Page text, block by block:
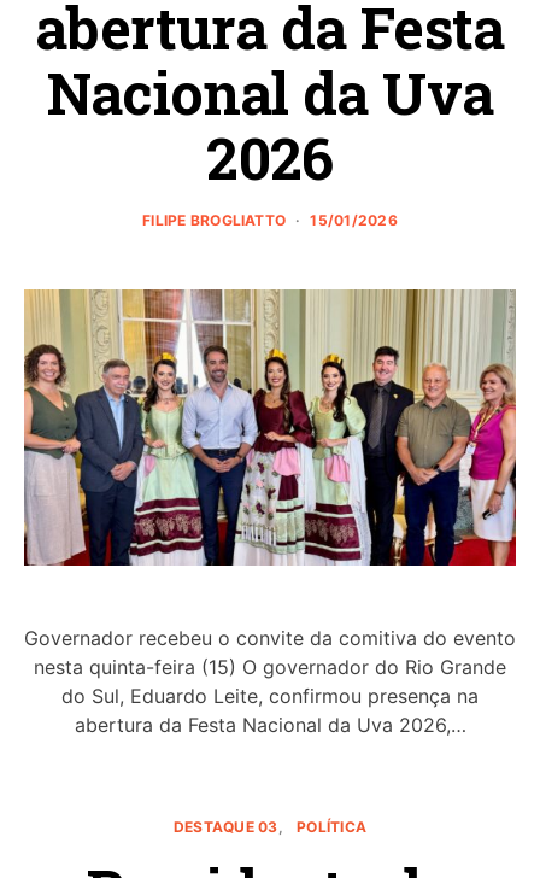
abertura da Festa
Nacional da Uva
2026
FILIPE BROGLIATTO 15/01/2026
Governador recebeu o convite da comitiva do evento
nesta quinta-feira (15) O governador do Rio Grande
do Sul, Eduardo Leite, confirmou presença na
abertura da Festa Nacional da Uva 2026,…
DESTAQUE 03 POLÍTICA